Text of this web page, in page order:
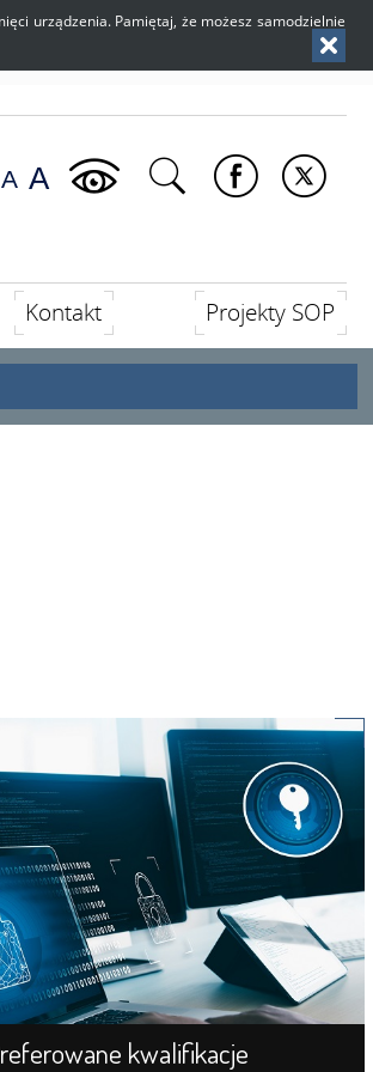
urządzenia. Pamiętaj, że możesz samodzielnie
Kontakt Projekty SOP
kwalifikacje